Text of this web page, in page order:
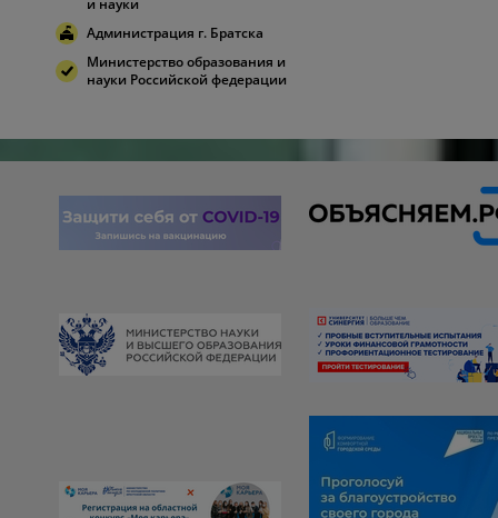
и науки
Администрация г. Братска
Министерство образования и
науки Российской федерации